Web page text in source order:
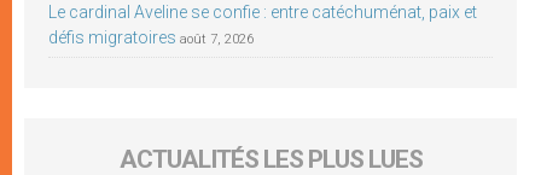
Le cardinal Aveline se confie : entre catéchuménat, paix et
défis migratoires août 7, 2026
ACTUALITÉS LES PLUS LUES